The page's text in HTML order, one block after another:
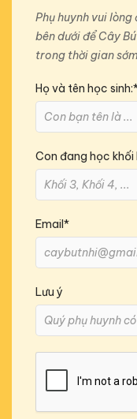
Phụ huynh vui
bên dưới để Cây
trong thời gian
Họ và tên học
Con đang học khối
Email*
Lưu ý